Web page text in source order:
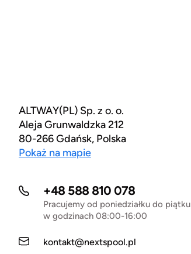
ALTWAY(PL) Sp. z o. o.
Aleja Grunwaldzka 212
80-266 Gdańsk, Polska
Pokaż na mapie
+48 588 810 078
Pracujemy od poniedziałku do piątku
w godzinach 08:00-16:00
kontakt@nextspool.pl